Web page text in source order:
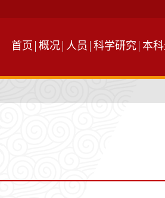
首页 概况 人员 科学研究 本